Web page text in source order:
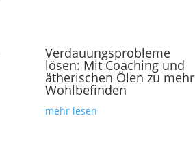
Verdauungsprobleme
lösen: Mit Coaching und
ätherischen Ölen zu mehr
Wohlbefinden
mehr lesen